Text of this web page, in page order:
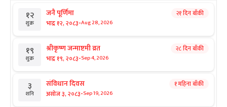
१२
शुक्र
जनै पूर्णिमा
भाद्र १२, २०८३-Aug 28, 2026
२१ दिन बाँकी
१९
शुक्र
श्रीकृष्ण जन्माष्टमी व्रत
भाद्र १९, २०८३-Sep 4, 2026
२८ दिन बाँकी
३
शनि
संविधान दिवस
असोज ३, २०८३-Sep 19, 2026
१ महिना बाँकी